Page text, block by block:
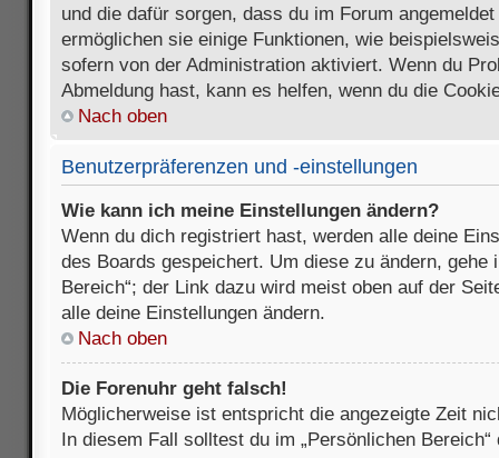
und die dafür sorgen, dass du im Forum
ermöglichen sie einige Funktionen, wie
sofern von der Administration aktiviert. Wenn du
Abmeldung hast, kann es helfen, wenn du die
Nach oben
Benutzerpräferenzen und -einstellungen
Wie kann ich meine Einstellungen ändern?
Wenn du dich registriert hast, werden alle deine
des Boards gespeichert. Um diese zu ändern, gehe
Bereich“; der Link dazu wird meist oben auf der
alle deine Einstellungen ändern.
Nach oben
Die Forenuhr geht falsch!
Möglicherweise ist entspricht die angezeigte Zeit
In diesem Fall solltest du im „Persönlichen